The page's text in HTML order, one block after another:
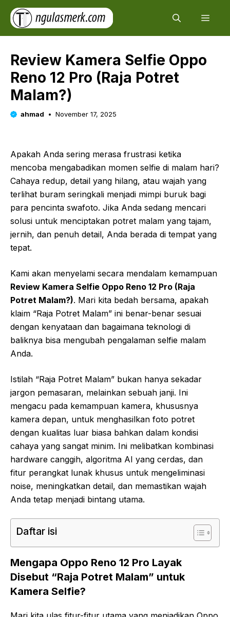
Skip
content
Review Kamera Selfie Oppo
Reno 12 Pro (Raja Potret
Malam?)
ahmad November 17, 2025
Apakah Anda sering merasa frustrasi ketika
mencoba mengabadikan momen selfie di malam hari?
Cahaya redup, detail yang hilang, atau wajah yang
terlihat buram seringkali menjadi mimpi buruk bagi
para pencinta swafoto. Jika Anda sedang mencari
solusi untuk menciptakan potret malam yang tajam,
jernih, dan penuh detail, Anda berada di tempat yang
tepat.
Kami akan menyelami secara mendalam kemampuan
Review Kamera Selfie Oppo Reno 12 Pro (Raja
Potret Malam?). Mari kita bedah bersama, apakah
klaim “Raja Potret Malam” ini benar-benar sesuai
dengan kenyataan dan bagaimana teknologi di
baliknya bisa mengubah pengalaman selfie malam
Anda.
Istilah “Raja Potret Malam” bukan hanya sekadar
jargon pemasaran, melainkan sebuah janji. Ini
mengacu pada kemampuan kamera, khususnya
kamera depan, untuk menghasilkan foto potret
dengan kualitas luar biasa bahkan dalam kondisi
cahaya yang sangat minim. Ini melibatkan kombinasi
hardware canggih, algoritma AI yang cerdas, dan
fitur perangkat lunak khusus untuk mengeliminasi
noise, meningkatkan detail, dan memastikan wajah
Anda tetap menjadi bintang utama.
Daftar isi
Mengapa Oppo Reno 12 Pro Layak
Disebut “Raja Potret Malam” untuk
Kamera Selfie?